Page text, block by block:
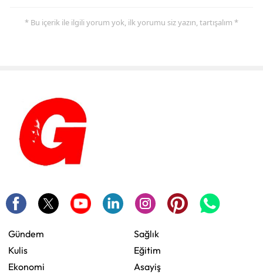
* Bu içerik ile ilgili yorum yok, ilk yorumu siz yazın, tartışalım *
Gündem
Kulis
Ekonomi
Sağlık
Eğitim
Asayiş